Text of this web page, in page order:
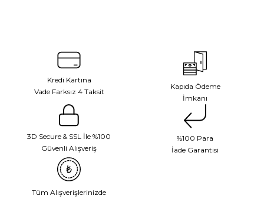
Kredi Kartına
Vade Farksız 4 Taksit
Kapıda Ödeme
İmkanı
3D Secure & SSL İle %100
Güvenli Alışveriş
%100 Para
İade Garantisi
Tüm Alışverişlerinizde